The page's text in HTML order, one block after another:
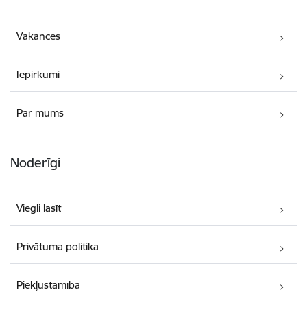
Vakances
Iepirkumi
Par mums
Noderīgi
Viegli lasīt
Privātuma politika
Piekļūstamība